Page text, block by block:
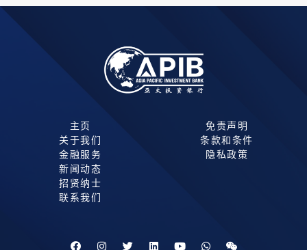
主页
关于我们
金融服务
新闻动态
招贤纳士
联系我们
免责声明
条款和条件
隐私政策